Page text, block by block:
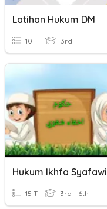
Latihan Hukum DM
10 T 3rd
Hukum Ikhfa Syafawi
15 T 3rd - 6th